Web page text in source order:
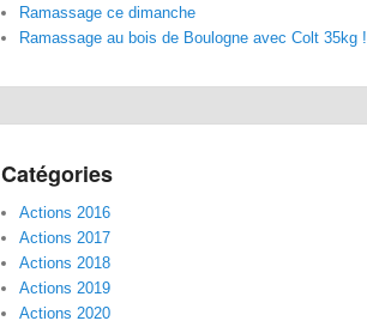
Ramassage ce dimanche
Ramassage au bois de Boulogne avec Colt 35kg !
Catégories
Actions 2016
Actions 2017
Actions 2018
Actions 2019
Actions 2020